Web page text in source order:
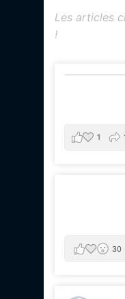
Les articles
!
1
30